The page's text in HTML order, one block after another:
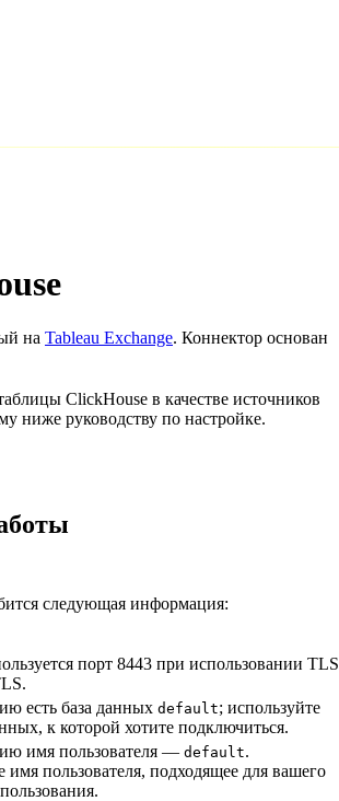
на Tableau Exchange. Коннектор основан
ClickHouse в качестве источников
ниже руководству по настройке.
следующая информация:
порт 8443 при использовании TLS
есть база данных default; используйте
к которой хотите подключиться.
имя пользователя — default.
имя пользователя, подходящее для вашего